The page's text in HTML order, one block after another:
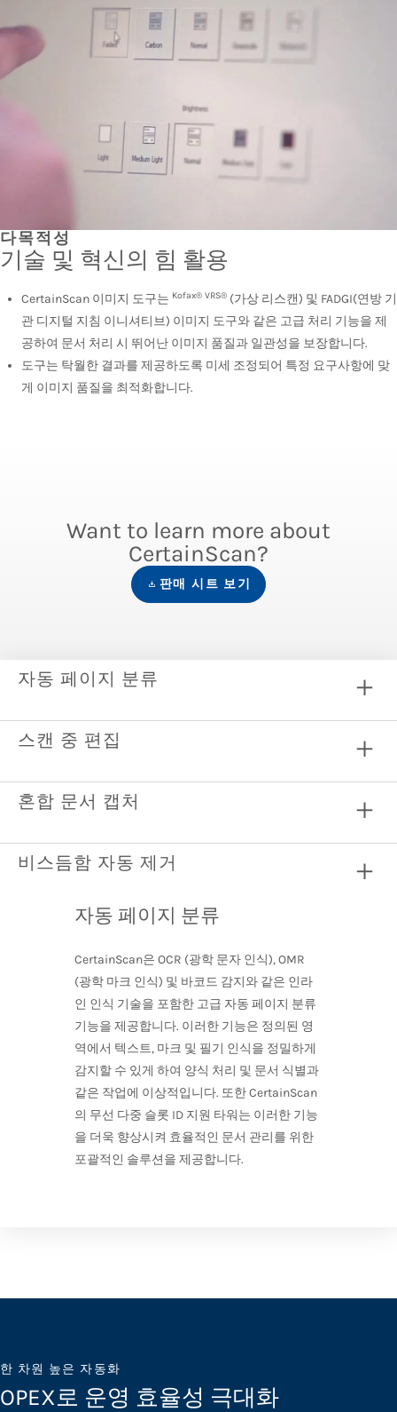
다목적성
기술 및 혁신의 힘 활용
CertainScan 이미지 도구는 Kofax® VRS® (가상 리스캔) 및 FADGI(연방 기
관 디지털 지침 이니셔티브) 이미지 도구와 같은 고급 처리 기능을 제
공하여 문서 처리 시 뛰어난 이미지 품질과 일관성을 보장합니다.
도구는 탁월한 결과를 제공하도록 미세 조정되어 특정 요구사항에 맞
게 이미지 품질을 최적화합니다.
Want to learn more about
CertainScan?
판매 시트 보기
자동 페이지 분류
스캔 중 편집
혼합 문서 캡처
비스듬함 자동 제거
자동 페이지 분류
CertainScan은 OCR (광학 문자 인식), OMR
(광학 마크 인식) 및 바코드 감지와 같은 인라
인 인식 기술을 포함한 고급 자동 페이지 분류
기능을 제공합니다. 이러한 기능은 정의된 영
역에서 텍스트, 마크 및 필기 인식을 정밀하게
감지할 수 있게 하여 양식 처리 및 문서 식별과
같은 작업에 이상적입니다. 또한 CertainScan
의 무선 다중 슬롯 ID 지원 타워는 이러한 기능
을 더욱 향상시켜 효율적인 문서 관리를 위한
포괄적인 솔루션을 제공합니다.
한 차원 높은 자동화
OPEX로 운영 효율성 극대화